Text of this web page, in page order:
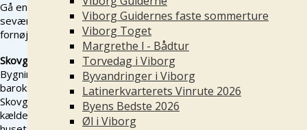
Viborg Guidernes faste sommerture
Viborg Toget
Margrethe l - Bådtur
Torvedag i Viborg
Byvandringer i Viborg
Latinerkvarterets Vinrute 2026
Byens Bedste 2026
Øl i Viborg
Gå en tur rundt i Viborg på egen hånd, se nogle af byens
seværdigheder, historiske steder og skønne parker. Rigtig god
fornøjelse
Skovgaard Museet
Bygningen har tidligere huset byens rådhus. Det er opført i
barokstil i 1728 af den tyske bygmester Claus Stallknecht.
Skovgaard Museet har haft til huse i bygningen siden 1980. I
kælderen under museet er der på gæstetoiletterne spor efter